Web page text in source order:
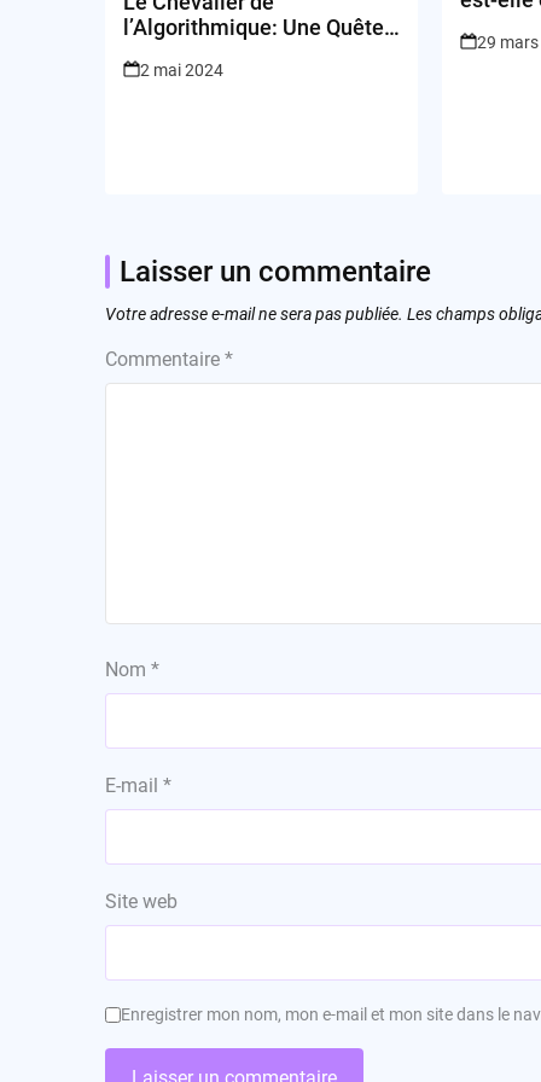
l’Algorithmique: Une Quête
2 mai 2024
et VC
29
Laisser un commentaire
Votre adresse e-mail ne sera pas publiée. Les champs
Commentaire *
Nom *
E-mail *
Site web
Enregistrer mon nom, mon e-mail et mon site dans le